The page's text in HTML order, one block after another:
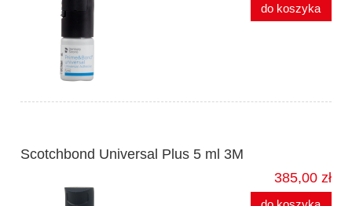
do koszyka
Scotchbond Universal Plus 5 ml 3M
385,00 zł